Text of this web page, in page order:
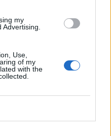
my
Use,
of my
with the